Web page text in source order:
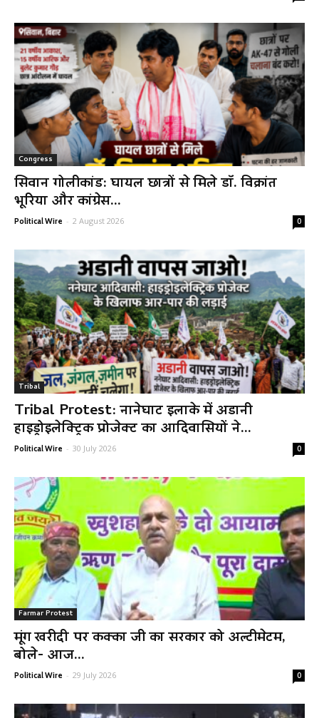
Congress
सिवान गोलीकांड: घायल छात्रों से मिले डॉ. विक्रांत
भूरिया और कांग्रेस...
Political Wire - 2 August 2026 0
Tribal
Tribal Protest: नानेघाट इलाके में अडानी
हाइड्रोइलेक्ट्रिक प्रोजेक्ट का आदिवासियों ने...
Political Wire - 30 July 2026 0
Farmar Protest
मूंग खरीदी पर कक्का जी का सरकार को अल्टीमेटम,
बोले- आज...
Political Wire - 29 July 2026 0